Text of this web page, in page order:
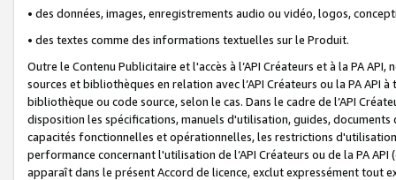
• des données, images, enregistrements audio ou vidéo, logos,
• des textes comme des informations textuelles sur le Produit.
Outre le Contenu Publicitaire et l'accès à l’API Créateurs et à la PA
sources et bibliothèques en relation avec l’API Créateurs ou la PA
bibliothèque ou code source, selon le cas. Dans le cadre de l’API
disposition les spécifications, manuels d'utilisation, guides,
capacités fonctionnelles et opérationnelles, les restrictions
performance concernant l'utilisation de l’API Créateurs ou de la PA
apparaît dans le présent Accord de licence, exclut expressément tout